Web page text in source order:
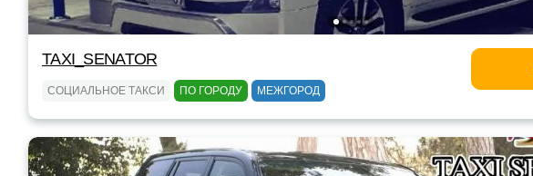
TAXI_SENATOR
СОЦИАЛЬНОЕ ТАКСИ ПО ГОРОДУ МЕЖГОРОД